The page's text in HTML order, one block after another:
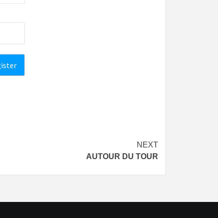
NEXT
AUTOUR DU TOUR